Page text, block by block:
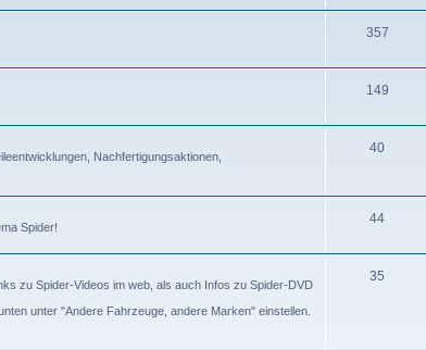
357
149
Nachfertigungsaktionen,
40
Spider!
44
zu Spider-Videos im web, als auch Infos zu Spider-DVD
unter "Andere Fahrzeuge, andere Marken" einstellen.
35